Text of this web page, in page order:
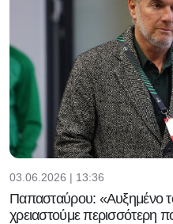
03.06.2026 | 13:36
Παπασταύρου: «Αυξημένο
χρειαστούμε περισσότερη